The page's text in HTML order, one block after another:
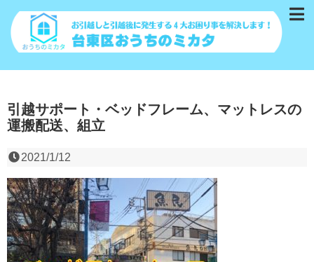
引越サポート・ベッドフレーム、マットレスの
運搬配送、組立
2021/1/12